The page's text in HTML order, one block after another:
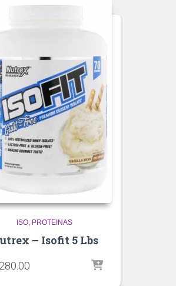
ISO PROTEINAS
– Isofit 5 Lbs